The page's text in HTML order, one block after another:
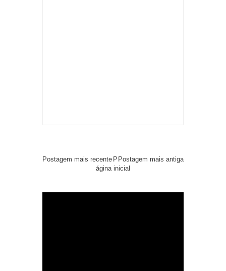
Postagem mais recente Postagem mais antiga
P
ágina inicial